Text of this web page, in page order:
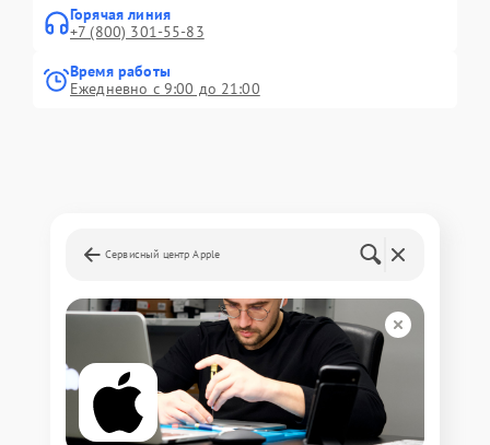
Горячая линия
+7 (800) 301-55-83
Время работы
Ежедневно с 9:00 до 21:00
Сервисный центр Apple